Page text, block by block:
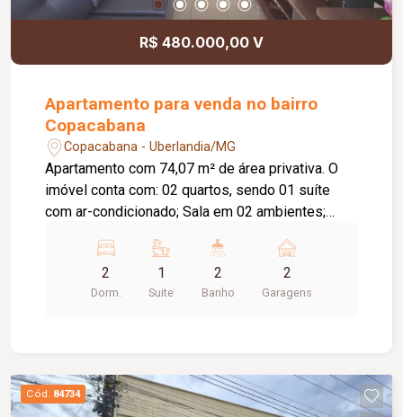
R$ 480.000,00 V
Apartamento para venda no bairro
Copacabana
Copacabana - Uberlandia/MG
Apartamento com 74,07 m² de área privativa. O
imóvel conta com: 02 quartos, sendo 01 suíte
com ar-condicionado; Sala em 02 ambientes;
social; Cozinha; Lavanderia; 02 vagas de garagem
Sala de recepção; Salão de festas; Área gourmet
cerâmica; Bancadas em granito; Esquadrias em
alumínio; Sistema de segurança com câmeras,
2
Dorm.
1
Suite
2
Banho
2
Garagens
Cód. 84734